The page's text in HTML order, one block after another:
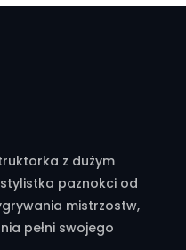
z dużym
paznokci od
mistrzostw,
pełni swojego